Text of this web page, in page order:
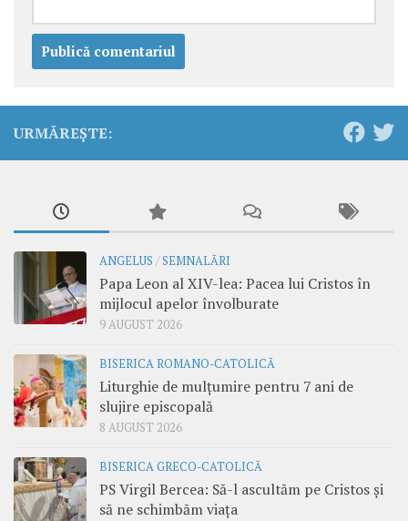
URMĂREȘTE:
ANGELUS /SEMNALĂRI
Papa Leon al XIV-lea: Pacea lui Cristos în
mijlocul apelor învolburate
9 AUGUST 2026
BISERICA ROMANO-CATOLICĂ
Liturghie de mulțumire pentru 7 ani de
slujire episcopală
8 AUGUST 2026
BISERICA GRECO-CATOLICĂ
PS Virgil Bercea: Să-l ascultăm pe Cristos și
să ne schimbăm viața